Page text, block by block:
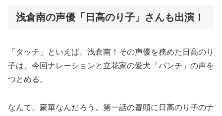
浅倉南の声優「日高のり子」さんも出演！
「タッチ」といえば、浅倉南！その声優を務めた日高のり
子は、今回ナレーションと立花家の愛犬「パンチ」の声を
つとめる。
なんて、豪華なんだろう。第一話の冒頭に日高のり子のナ